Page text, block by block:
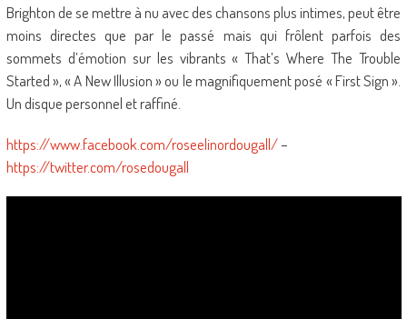
Brighton de se mettre à nu avec des chansons plus intimes, peut être
moins directes que par le passé mais qui frôlent parfois des
sommets d’émotion sur les vibrants « That’s Where The Trouble
Started », « A New Illusion » ou le magnifiquement posé « First Sign ».
Un disque personnel et raffiné.
https://www.facebook.com/roseelinordougall/–
https://twitter.com/rosedougall